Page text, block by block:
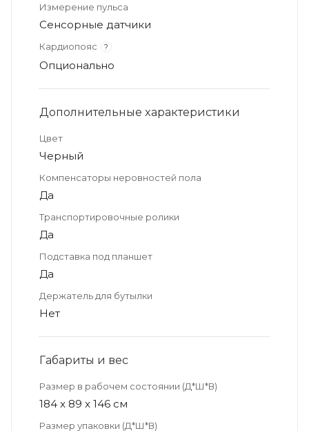
Измерение пульса
Сенсорные датчики
Кардиопояс ?
Опционально
Дополнительные xарактеристики
Цвет
Черный
Компенсаторы неровностей пола
Да
Транспортировочные ролики
Да
Подставка под планшет
Да
Держатель для бутылки
Нет
Габариты и вес
Размер в рабочем состоянии (Д*Ш*В)
184 x 89 x 146 см
Размер упаковки (Д*Ш*В)